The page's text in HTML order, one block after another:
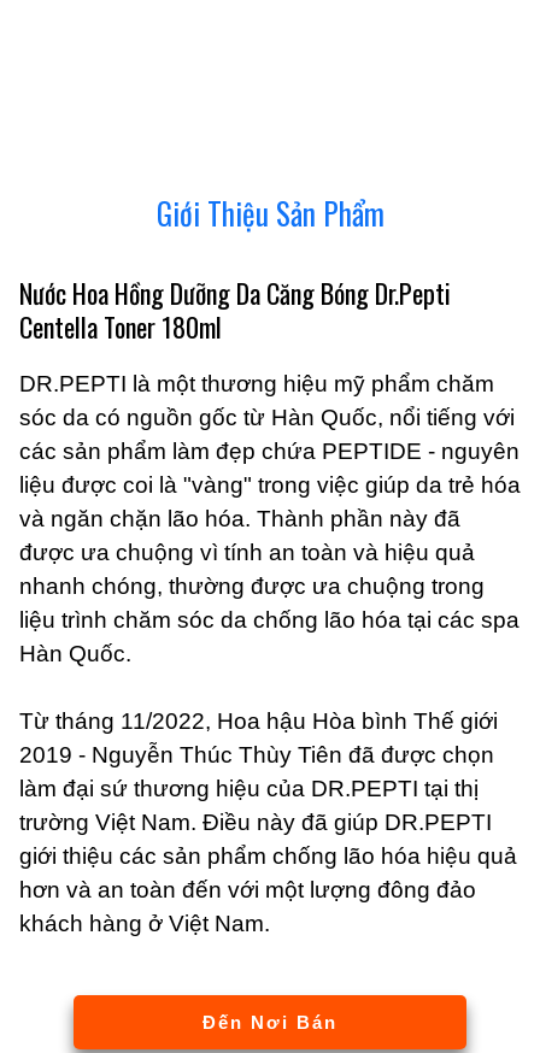
Giới Thiệu Sản Phẩm
Nước Hoa Hồng Dưỡng Da Căng Bóng Dr.Pepti
Centella Toner 180ml
DR.PEPTI là một thương hiệu mỹ phẩm chăm
sóc da có nguồn gốc từ Hàn Quốc, nổi tiếng với
các sản phẩm làm đẹp chứa PEPTIDE - nguyên
liệu được coi là "vàng" trong việc giúp da trẻ hóa
và ngăn chặn lão hóa. Thành phần này đã
được ưa chuộng vì tính an toàn và hiệu quả
nhanh chóng, thường được ưa chuộng trong
liệu trình chăm sóc da chống lão hóa tại các spa
Hàn Quốc.
Từ tháng 11/2022, Hoa hậu Hòa bình Thế giới
2019 - Nguyễn Thúc Thùy Tiên đã được chọn
làm đại sứ thương hiệu của DR.PEPTI tại thị
trường Việt Nam. Điều này đã giúp DR.PEPTI
giới thiệu các sản phẩm chống lão hóa hiệu quả
hơn và an toàn đến với một lượng đông đảo
khách hàng ở Việt Nam.
Đến Nơi Bán